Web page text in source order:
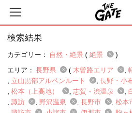
検索結果
カテゴリー： 自然・絶景 ( 絶景
)
エリア： 長野県 ( 木曽路エリア
立山黒部アルペンルート
長野・小
松本（上高地）
志賀・渋温泉
諏訪
野沢温泉 長野市 松本